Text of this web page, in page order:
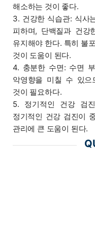
해소하는 것이 좋다.
3. 건강한 식습관: 식사
피하며, 단백질과 건
유지해야 한다. 특히 불
것이 도움이 된다.
4. 충분한 수면: 수면
악영향을 미칠 수 있
것이 필요하다.
5. 정기적인 건강 검
정기적인 건강 검진이
관리에 큰 도움이 된다.